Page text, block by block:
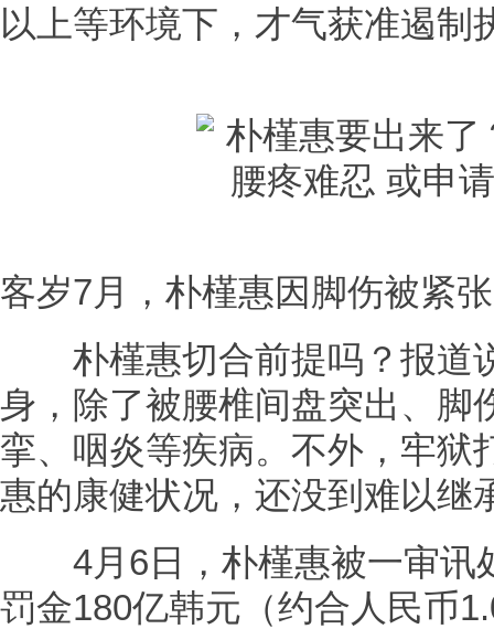
以上等环境下，才气获准遏制
客岁7月，朴槿惠因脚伤被紧
朴槿惠切合前提吗？报道
身，除了被腰椎间盘突出、脚
挛、咽炎等疾病。不外，牢狱
惠的康健状况，还没到难以继
4月6日，朴槿惠被一审讯
罚金180亿韩元（约合人民币